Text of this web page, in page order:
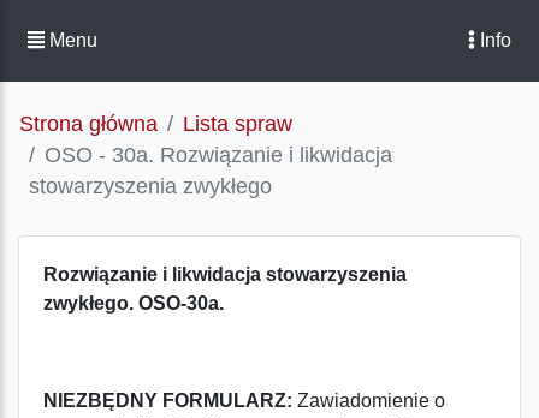
Menu Info
Strona główna
Lista spraw
OSO - 30a. Rozwiązanie i likwidacja
stowarzyszenia zwykłego
Rozwiązanie i likwidacja stowarzyszenia
zwykłego. OSO-30a.
NIEZBĘDNY FORMULARZ: Zawiadomienie o